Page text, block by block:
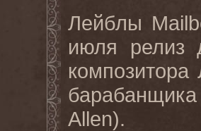
Лейблы
июля релиз
Allen).